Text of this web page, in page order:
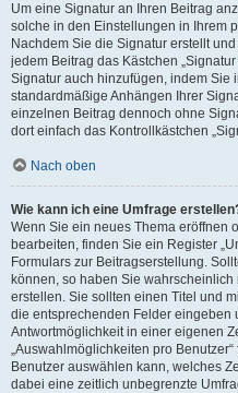
Um eine Signatur an Ihren Beitrag
solche in den Einstellungen in Ihrem
Nachdem Sie die Signatur erstellt
jedem Beitrag das Kästchen
Signatur auch hinzufügen, indem Sie
standardmäßige Anhängen Ihrer
einzelnen Beitrag dennoch ohne
dort einfach das Kontrollkästchen
Nach oben
Wie kann ich eine Umfrage
Wenn Sie ein neues Thema eröffnen
bearbeiten, finden Sie ein Register
Formulars zur Beitragserstellung.
können, so haben Sie
erstellen. Sie sollten einen Titel und
die entsprechenden Felder eingeben
Antwortmöglichkeit in einer eigenen
„Auswahlmöglichkeiten pro
Benutzer auswählen kann, welches
dabei eine zeitlich unbegrenzte